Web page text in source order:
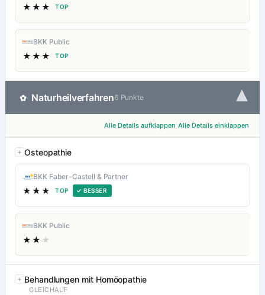
★★★ TOP
BKK Public
★★★ TOP
✿ Naturheilverfahren6 Punkte ▾
Alle Details aufklappen Alle Details einklappen
Osteopathie
BKK Faber-Castell & Partner
★★★ TOP ✓ BESSER
BKK Public
★★ ★
Behandlungen mit Homöopathie
GLEICHAUF